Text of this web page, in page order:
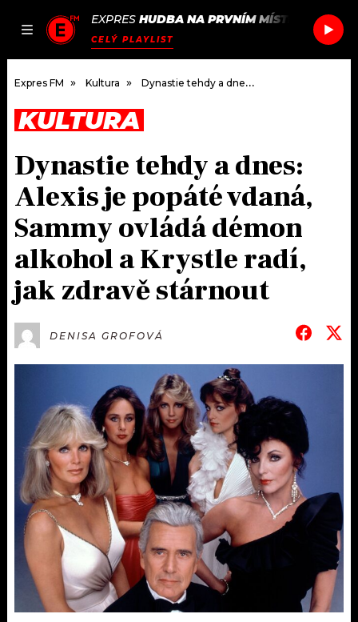
JAK
SEZNAM.CZ
EXPRES HUDBA NA PRVNÍM MÍSTĚ
CELÝ PLAYLIST
DOMŮ
ČLÁNKY
HUDBA
ROZHOVORY
#NEBUDUDOMA
KALENDÁŘ
KVÍZY
VIP
TRENDY
KULTURA
MIX
OSTATNÍ
PODCASTY
JAK NALADIT
RÁDIO
APLIKACE
PLAYLIST
JAK NALADIT
SOUTĚŽE
Expres FM Kultura Dynastie tehdy a dnes: Alexis je popáté vdaná, Sammy ovládá démon alkohol a Krystle radí, jak zdravě stárnout
KULTURA
Dynastie tehdy a dnes:
Alexis je popáté vdaná,
Sammy ovládá démon
alkohol a Krystle radí,
jak zdravě stárnout
DENISA GROFOVÁ